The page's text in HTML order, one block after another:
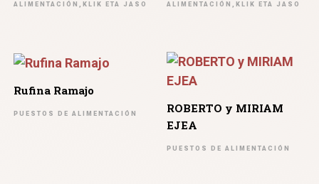
ALIMENTACIÓN,KLIK ETA JASO
ALIMENTACIÓN,KLIK ETA JASO
Rufina Ramajo
PUESTOS DE ALIMENTACIÓN
ROBERTO y MIRIAM
EJEA
PUESTOS DE ALIMENTACIÓN